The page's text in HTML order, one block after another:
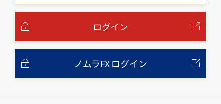
ログイン
ノムラFX ログイン